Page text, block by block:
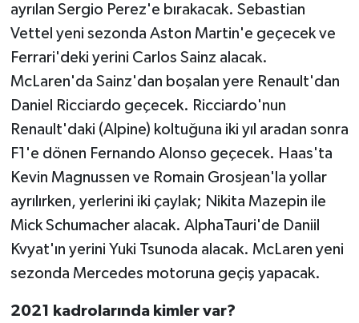
ayrılan Sergio Perez'e bırakacak. Sebastian
Vettel yeni sezonda Aston Martin'e geçecek ve
Ferrari'deki yerini Carlos Sainz alacak.
McLaren'da Sainz'dan boşalan yere Renault'dan
Daniel Ricciardo geçecek. Ricciardo'nun
Renault'daki (Alpine) koltuğuna iki yıl aradan sonra
F1'e dönen Fernando Alonso geçecek. Haas'ta
Kevin Magnussen ve Romain Grosjean'la yollar
ayrılırken, yerlerini iki çaylak; Nikita Mazepin ile
Mick Schumacher alacak. AlphaTauri'de Daniil
Kvyat'ın yerini Yuki Tsunoda alacak. McLaren yeni
sezonda Mercedes motoruna geçiş yapacak.
2021 kadrolarında kimler var?